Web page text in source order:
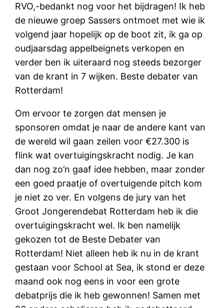
RVO,-bedankt nog voor het bijdragen! Ik heb
de nieuwe groep Sassers ontmoet met wie ik
volgend jaar hopelijk op de boot zit, ik ga op
oudjaarsdag appelbeignets verkopen en
verder ben ik uiteraard nog steeds bezorger
van de krant in 7 wijken. Beste debater van
Rotterdam!
Om ervoor te zorgen dat mensen je
sponsoren omdat je naar de andere kant van
de wereld wil gaan zeilen voor €27.300 is
flink wat overtuigingskracht nodig. Je kan
dan nog zo’n gaaf idee hebben, maar zonder
een goed praatje of overtuigende pitch kom
je niet zo ver. En volgens de jury van het
Groot Jongerendebat Rotterdam heb ik die
overtuigingskracht wel. Ik ben namelijk
gekozen tot de Beste Debater van
Rotterdam! Niet alleen heb ik nu in de krant
gestaan voor School at Sea, ik stond er deze
maand ook nog eens in voor een grote
debatprijs die ik heb gewonnen! Samen met